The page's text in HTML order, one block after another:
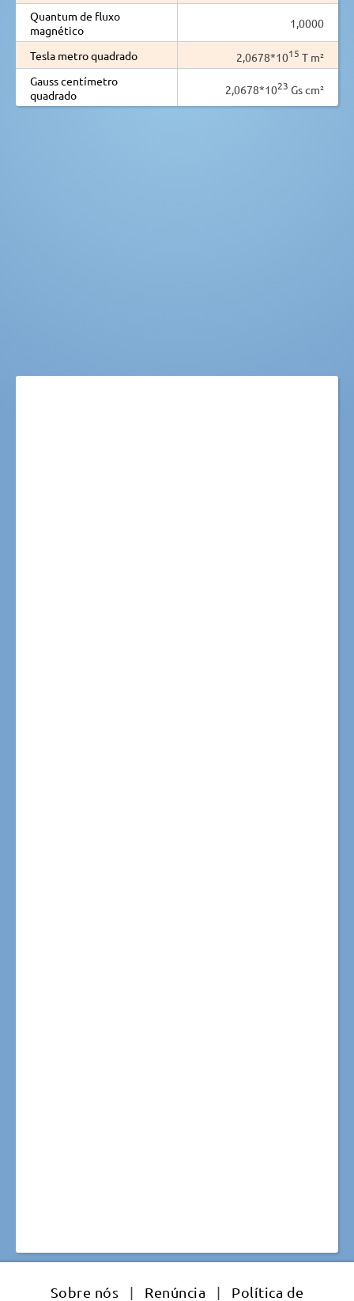
Quantum de fluxo
magnético
1,0000
Tesla metro quadrado 2,0678*1015 T m²
Gauss centímetro
quadrado
2,0678*1023 Gs cm²
Sobre nós | Renúncia | Política de